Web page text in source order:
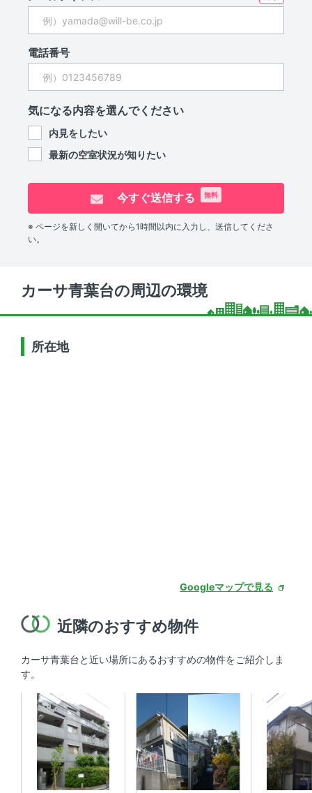
電話番号
気になる内容を選んでください
内見をしたい
最新の空室状況が知りたい
今すぐ送信する 無料
※ ページを新しく開いてから1時間以内に入力し、送信してくださ
い。
カーサ青葉台の周辺の環境
所在地
Googleマップで見る
近隣のおすすめ物件
カーサ青葉台と近い場所にあるおすすめの物件をご紹介しま
す。